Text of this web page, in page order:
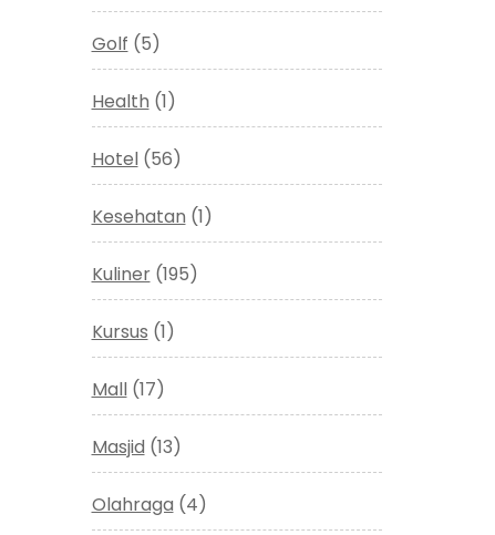
Golf (5)
Health (1)
Hotel(56)
Kesehatan (1)
Kuliner(195)
Kursus (1)
Mall(17)
Masjid (13)
Olahraga (4)